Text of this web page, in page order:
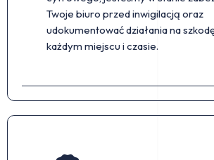
Twoje biuro przed inwigilacją oraz
udokumentować działania na
każdym miejscu i czasie.